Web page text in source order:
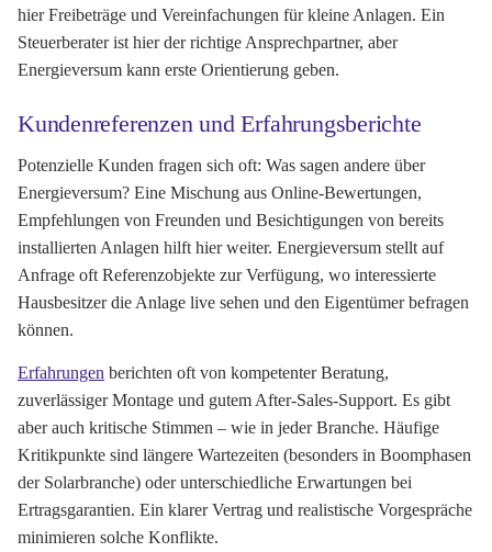
hier Freibeträge und Vereinfachungen für kleine Anlagen. Ein
Steuerberater ist hier der richtige Ansprechpartner, aber
Energieversum kann erste Orientierung geben.
Kundenreferenzen und Erfahrungsberichte
Potenzielle Kunden fragen sich oft: Was sagen andere über
Energieversum? Eine Mischung aus Online-Bewertungen,
Empfehlungen von Freunden und Besichtigungen von bereits
installierten Anlagen hilft hier weiter. Energieversum stellt auf
Anfrage oft Referenzobjekte zur Verfügung, wo interessierte
Hausbesitzer die Anlage live sehen und den Eigentümer befragen
können.
Erfahrungen berichten oft von kompetenter Beratung,
zuverlässiger Montage und gutem After-Sales-Support. Es gibt
aber auch kritische Stimmen – wie in jeder Branche. Häufige
Kritikpunkte sind längere Wartezeiten (besonders in Boomphasen
der Solarbranche) oder unterschiedliche Erwartungen bei
Ertragsgarantien. Ein klarer Vertrag und realistische Vorgespräche
minimieren solche Konflikte.